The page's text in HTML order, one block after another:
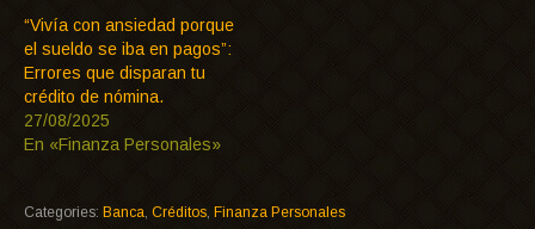
“Vivía con ansiedad porque
el sueldo se iba en pagos”:
Errores que disparan tu
crédito de nómina.
27/08/2025
En «Finanza Personales»
Categories: Banca, Créditos, Finanza Personales